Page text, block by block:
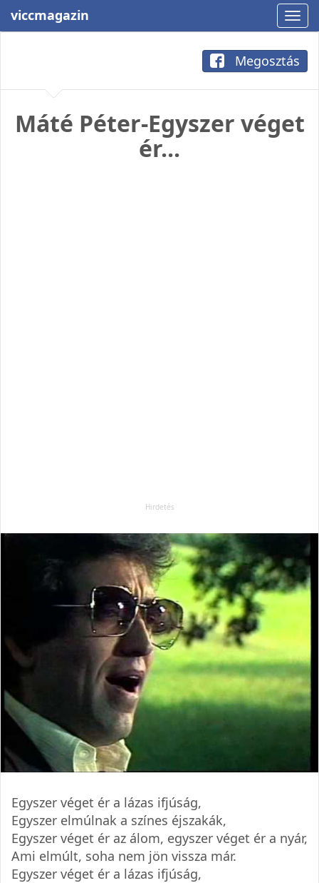
viccmagazin
Megosztás
Máté Péter-Egyszer véget
ér...
Egyszer véget ér a lázas ifjúság,
Egyszer elmúlnak a színes éjszakák,
Egyszer véget ér az álom, egyszer véget ér a nyár,
Ami elmúlt, soha nem jön vissza már.
Egyszer véget ér a lázas ifjúság,